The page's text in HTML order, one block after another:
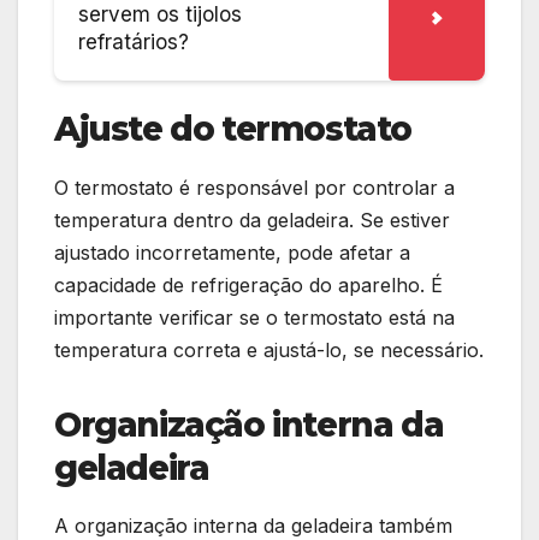
servem os tijolos
refratários?
Ajuste do termostato
O termostato é responsável por controlar a
temperatura dentro da geladeira. Se estiver
ajustado incorretamente, pode afetar a
capacidade de refrigeração do aparelho. É
importante verificar se o termostato está na
temperatura correta e ajustá-lo, se necessário.
Organização interna da
geladeira
A organização interna da geladeira também